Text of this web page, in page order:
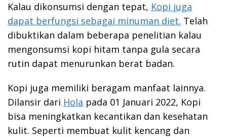
Kalau dikonsumsi dengan tepat, Kopi juga
dapat berfungsi sebagai minuman diet. Telah
dibuktikan dalam beberapa penelitian kalau
mengonsumsi kopi hitam tanpa gula secara
rutin dapat menurunkan berat badan.
Kopi juga memiliki beragam manfaat lainnya.
Dilansir dari Hola pada 01 Januari 2022, Kopi
bisa meningkatkan kecantikan dan kesehatan
kulit. Seperti membuat kulit kencang dan